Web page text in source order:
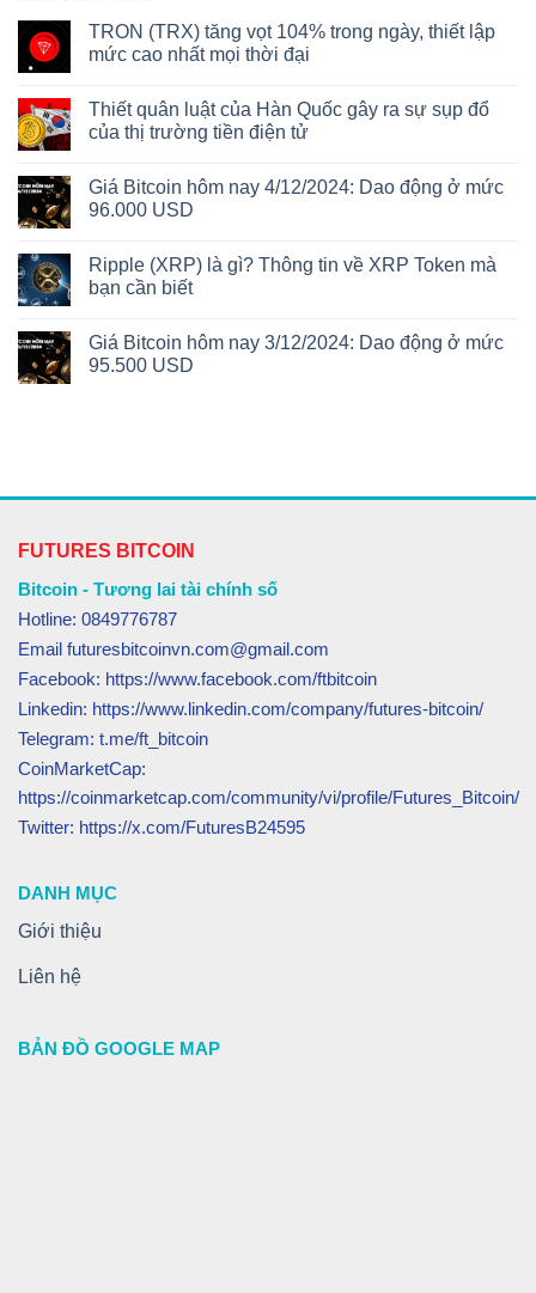
TRON (TRX) tăng vọt 104% trong ngày, thiết lập
mức cao nhất mọi thời đại
Thiết quân luật của Hàn Quốc gây ra sự sụp đổ
của thị trường tiền điện tử
Giá Bitcoin hôm nay 4/12/2024: Dao động ở mức
96.000 USD
Ripple (XRP) là gì? Thông tin về XRP Token mà
bạn cần biết
Giá Bitcoin hôm nay 3/12/2024: Dao động ở mức
95.500 USD
FUTURES BITCOIN
Bitcoin - Tương lai tài chính số
Hotline: 0849776787
Email futuresbitcoinvn.com@gmail.com
Facebook: https://www.facebook.com/ftbitcoin
Linkedin: https://www.linkedin.com/company/futures-bitcoin/
Telegram: t.me/ft_bitcoin
CoinMarketCap:
https://coinmarketcap.com/community/vi/profile/Futures_Bitcoin/
Twitter: https://x.com/FuturesB24595
DANH MỤC
Giới thiệu
Liên hệ
BẢN ĐỒ GOOGLE MAP